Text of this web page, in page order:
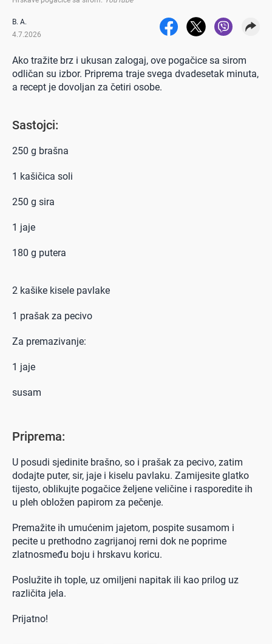
B. A.
4.7.2026
Ako tražite brz i ukusan zalogaj, ove pogačice sa sirom
odličan su izbor. Priprema traje svega dvadesetak minuta,
a recept je dovoljan za četiri osobe.
Sastojci:
250 g brašna
1 kašičica soli
250 g sira
1 jaje
180 g putera
2 kašike kisele pavlake
1 prašak za pecivo
Za premazivanje:
1 jaje
susam
Priprema:
U posudi sjedinite brašno, so i prašak za pecivo, zatim
dodajte puter, sir, jaje i kiselu pavlaku. Zamijesite glatko
tijesto, oblikujte pogačice željene veličine i rasporedite ih
u pleh obložen papirom za pečenje.
Premažite ih umućenim jajetom, pospite susamom i
pecite u prethodno zagrijanoj rerni dok ne poprime
zlatnosmeđu boju i hrskavu koricu.
Poslužite ih tople, uz omiljeni napitak ili kao prilog uz
različita jela.
Prijatno!